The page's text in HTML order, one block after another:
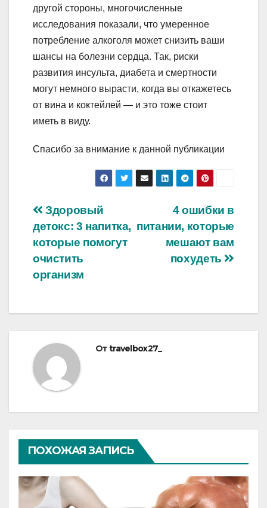
другой стороны, многочисленные
исследования показали, что умеренное
потребление алкоголя может снизить ваши
шансы на болезни сердца. Так, риски
развития инсульта, диабета и смертности
могут немного вырасти, когда вы откажетесь
от вина и коктейлей — и это тоже стоит
иметь в виду.
Спасибо за внимание к данной публикации
Навигация
по
записям
4 ошибки в
питании, которые
мешают вам
похудеть
Здоровый
детокс: 3 напитка,
которые помогут
очистить
организм
Отtravelbox27_
ПОХОЖАЯ ЗАПИСЬ